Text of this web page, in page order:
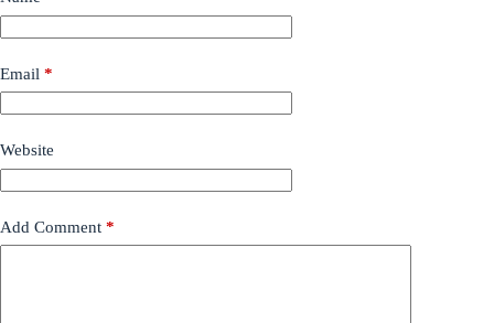
Email *
Website
Add Comment *